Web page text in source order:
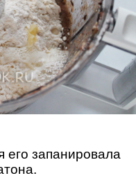
его запанировала